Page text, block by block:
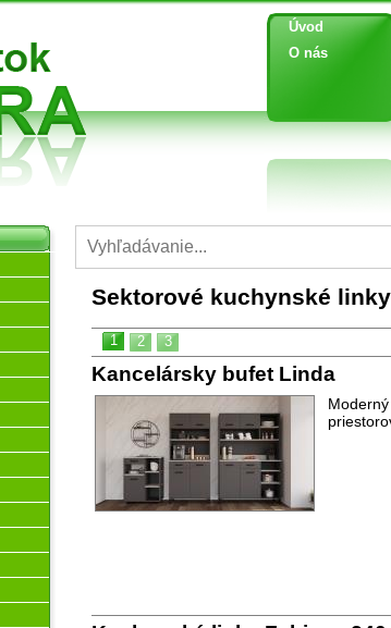
Úvod
O nás
Sektorové kuchynské linky
1 2 3
Kancelársky bufet Linda